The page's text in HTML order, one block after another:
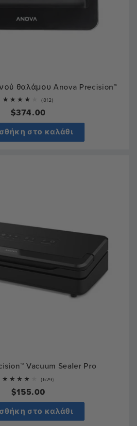
θαλάμου Anova Precision™
(812)
Κανονική
τιμή
$374.00
στο καλάθι
Vacuum Sealer Pro
(629)
Regular
price
$155.00
στο καλάθι